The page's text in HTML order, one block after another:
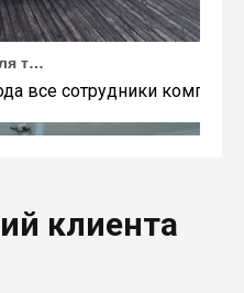
все сотрудники
клиента